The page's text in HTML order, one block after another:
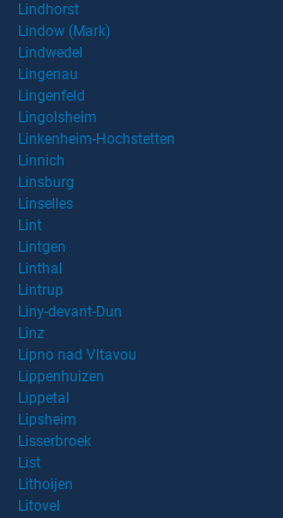
Lindhorst
Lindow (Mark)
Lindwedel
Lingenau
Lingenfeld
Lingolsheim
Linkenheim-Hochstetten
Linnich
Linsburg
Linselles
Lint
Lintgen
Linthal
Lintrup
Liny-devant-Dun
Linz
Lipno nad Vltavou
Lippenhuizen
Lippetal
Lipsheim
Lisserbroek
List
Lithoijen
Litovel